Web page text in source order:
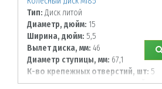
Тип: Диск литой
Диаметр, дюйм: 15
Ширина, дюйм: 5,5
Вылет диска, мм: 46
Диаметр ступицы, мм: 67,1
К-во крепежных отверстий, шт: 5
Диаметр располож. отверстий, мм: